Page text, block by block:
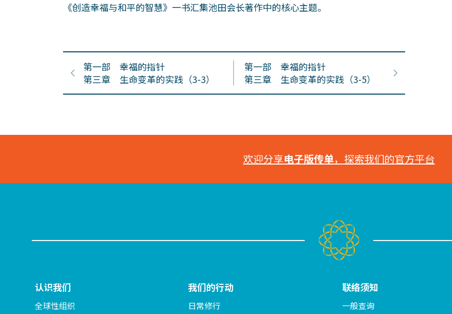
《创造幸福与和平的智慧》一书汇集池田会长著作中的核心主题。
第一部 幸福的指针
第三章 生命变革的实践（3-3）
第一部 幸福的指针
第三章 生命变革的实践（3-5）
欢迎分享电子版传单，探索我们的官方平台
认识我们
全球性组织
我们的行动
日常修行
联络须知
一般查询